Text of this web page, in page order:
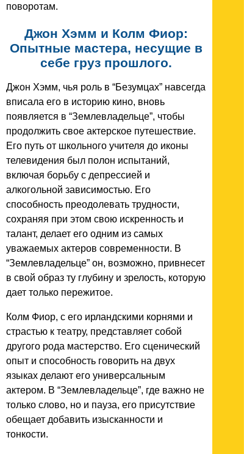
поворотам.
Джон Хэмм и Колм Фиор:
Опытные мастера, несущие в
себе груз прошлого.
Джон Хэмм, чья роль в “Безумцах” навсегда
вписала его в историю кино, вновь
появляется в “Землевладельце”, чтобы
продолжить свое актерское путешествие.
Его путь от школьного учителя до иконы
телевидения был полон испытаний,
включая борьбу с депрессией и
алкогольной зависимостью. Его
способность преодолевать трудности,
сохраняя при этом свою искренность и
талант, делает его одним из самых
уважаемых актеров современности. В
“Землевладельце” он, возможно, привнесет
в свой образ ту глубину и зрелость, которую
дает только пережитое.
Колм Фиор, с его ирландскими корнями и
страстью к театру, представляет собой
другого рода мастерство. Его сценический
опыт и способность говорить на двух
языках делают его универсальным
актером. В “Землевладельце”, где важно не
только слово, но и пауза, его присутствие
обещает добавить изысканности и
тонкости.